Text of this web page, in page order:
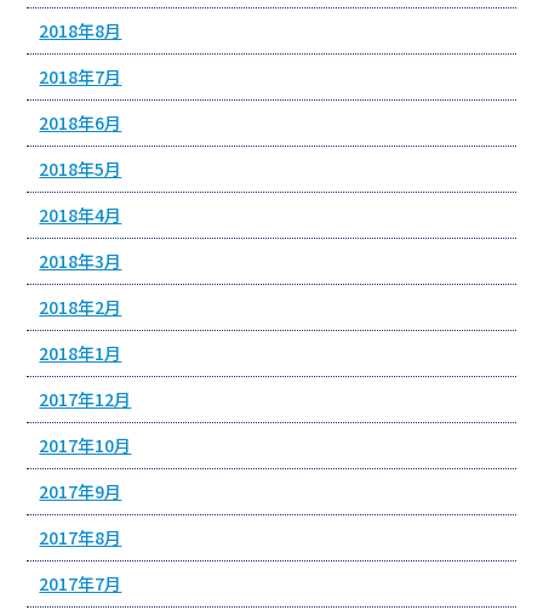
2018年8月
2018年7月
2018年6月
2018年5月
2018年4月
2018年3月
2018年2月
2018年1月
2017年12月
2017年10月
2017年9月
2017年8月
2017年7月